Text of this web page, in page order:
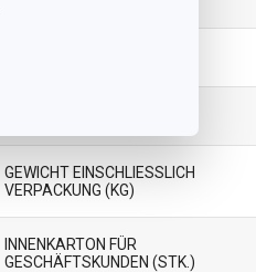
GEWICHT EINSCHLIESSLICH V
ERPACKUNG (KG)
INNENKARTON FÜR
GESCHÄFTSKUNDEN (STK.)